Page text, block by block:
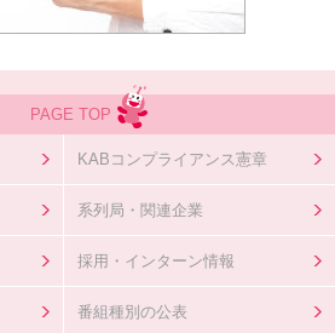
PAGE TOP
KABコンプライアンス憲章
系列局・関連企業
採用・インターン情報
番組種別の公表